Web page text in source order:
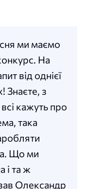
ми маємо
На
від однієї
Знаєте, з
кажуть про
така
Що ми
і та ж
Олександр